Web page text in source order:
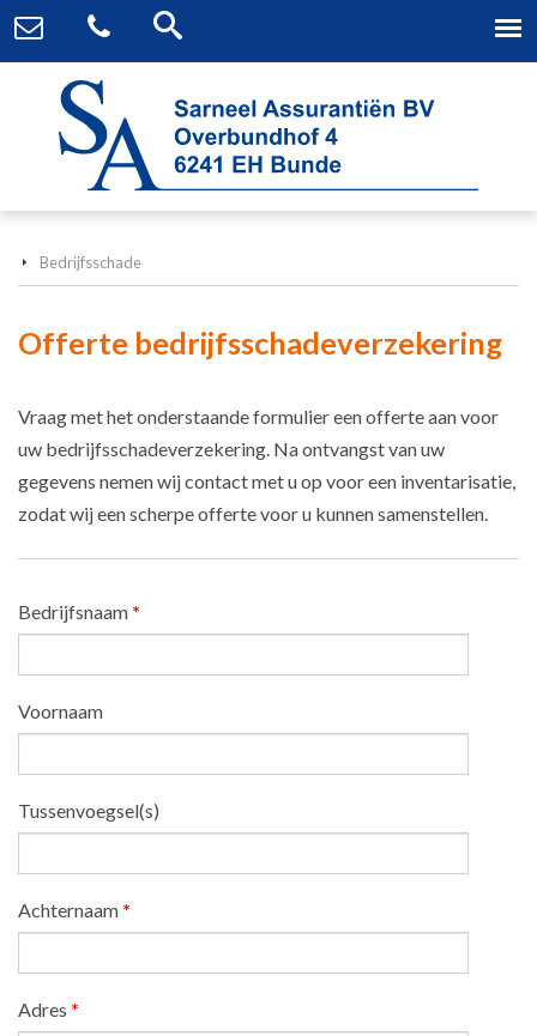
Bedrijfsschade
Offerte bedrijfsschadeverzekering
Vraag met het onderstaande formulier een offerte aan voor
uw bedrijfsschadeverzekering. Na ontvangst van uw
gegevens nemen wij contact met u op voor een inventarisatie,
zodat wij een scherpe offerte voor u kunnen samenstellen.
Bedrijfsnaam *
Voornaam
Tussenvoegsel(s)
Achternaam *
Adres *